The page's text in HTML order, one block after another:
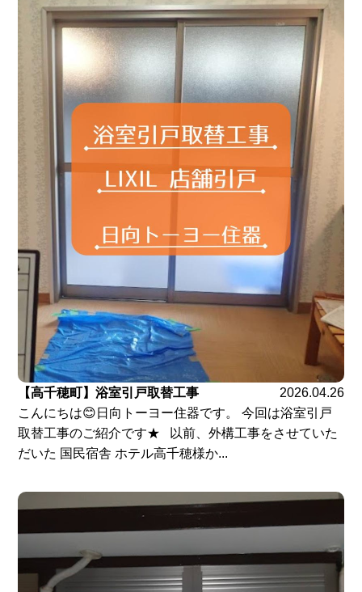
【高千穂町】浴室引戸取替工事
2026.04.26
こんにちは😊日向トーヨー住器です。 今回は浴室引戸
取替工事のご紹介です★ 以前、外構工事をさせていた
だいた 国民宿舎 ホテル高千穂様か...